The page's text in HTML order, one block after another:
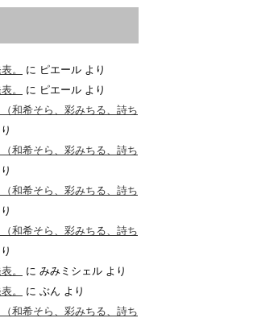
。 に ピエール より
。
に ピエール より
和希そら、彩みちる、詩ち
和希そら、彩みちる、詩ち
和希そら、彩みちる、詩ち
和希そら、彩みちる、詩ち
。
に みみミシェル より
。
に ぶん より
和希そら、彩みちる、詩ち